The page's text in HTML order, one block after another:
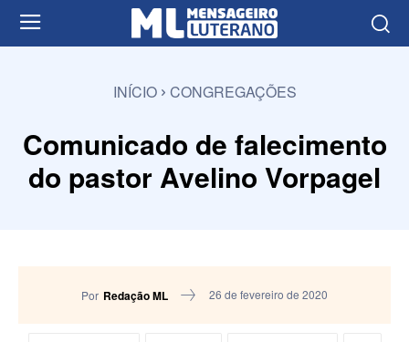
INÍCIO CONGREGAÇÕES
Comunicado de falecimento
do pastor Avelino Vorpagel
Por Redação ML 26 de fevereiro de 2020